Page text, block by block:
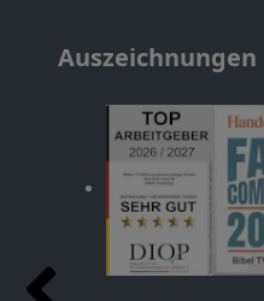
Auszeichnungen